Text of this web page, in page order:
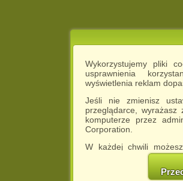
Wykorzystujemy pliki
usprawnienia
wyświetlenia reklam
Jeśli nie zmienisz
przeglądarce,
komputerze przez
Corporation.
W każdej chwili
cookies w swojej
w naszej
http://chomikuj.pl/